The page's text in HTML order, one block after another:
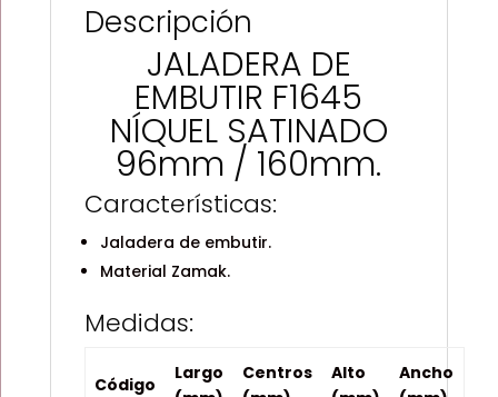
Descripción
JALADERA DE
EMBUTIR F1645
NÍQUEL SATINADO
96mm / 160mm.
Características:
Jaladera de embutir.
Material Zamak.
Medidas:
Código
Largo
Centros
Alto
Ancho